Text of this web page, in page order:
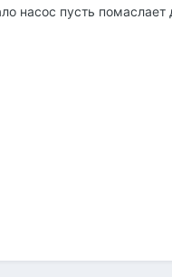
насос пусть помаслает